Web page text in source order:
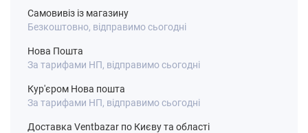
Самовивіз із магазину
Безкоштовно, відправимо сьогодні
Нова Пошта
За тарифами НП, відправимо сьогодні
Кур'єром Нова пошта
За тарифами НП, відправимо сьогодні
Доставка Ventbazar по Києву та області